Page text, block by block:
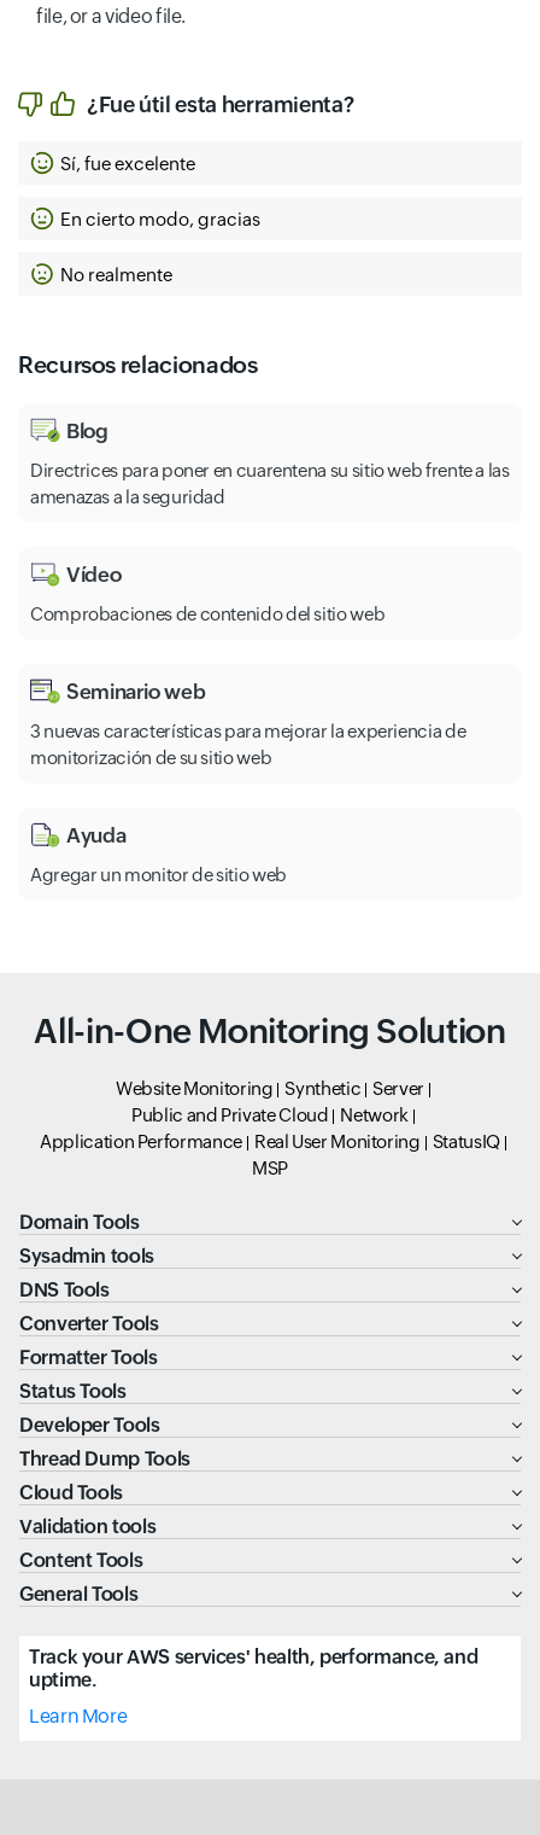
file, or a video file.
¿Fue útil esta herramienta?
Sí, fue excelente
En cierto modo, gracias
No realmente
Recursos relacionados
Blog
Directrices para poner en cuarentena su sitio web frente a las
amenazas a la seguridad
Vídeo
Comprobaciones de contenido del sitio web
Seminario web
3 nuevas características para mejorar la experiencia de
monitorización de su sitio web
Ayuda
Agregar un monitor de sitio web
All-in-One Monitoring Solution
Website Monitoring Synthetic
Server
Public and Private Cloud
Network
Application Performance
Real User Monitoring
StatusIQ
MSP
Domain Tools
Sysadmin tools
DNS Tools
Converter Tools
Formatter Tools
Status Tools
Developer Tools
Thread Dump Tools
Cloud Tools
Validation tools
Content Tools
General Tools
Track your AWS services' health, performance, and
uptime.
Learn More